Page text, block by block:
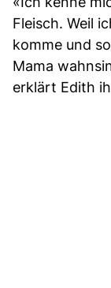
Fleisch. Weil
komme und
Mama
erklärt Edith